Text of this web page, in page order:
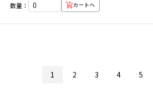
数量： カートへ
1 2 3 4 5